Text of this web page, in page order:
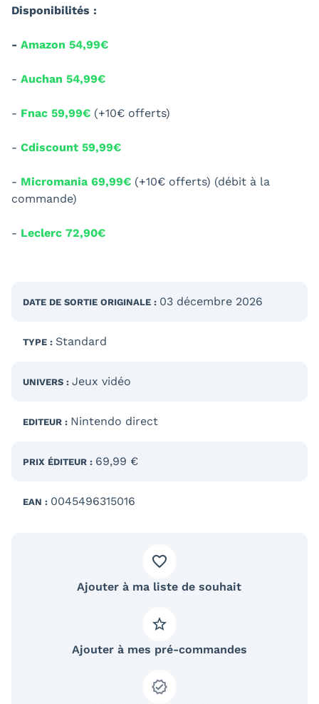
Disponibilités :
- Amazon 54,99€
- Auchan 54,99€
- Fnac 59,99€ (+10€ offerts)
- Cdiscount 59,99€
- Micromania 69,99€ (+10€ offerts) (débit à la
commande)
- Leclerc 72,90€
DATE DE SORTIE ORIGINALE : 03 décembre 2026
TYPE : Standard
UNIVERS : Jeux vidéo
EDITEUR : Nintendo direct
PRIX ÉDITEUR : 69,99 €
EAN : 0045496315016
Ajouter à ma liste de souhait
Ajouter à mes pré-commandes